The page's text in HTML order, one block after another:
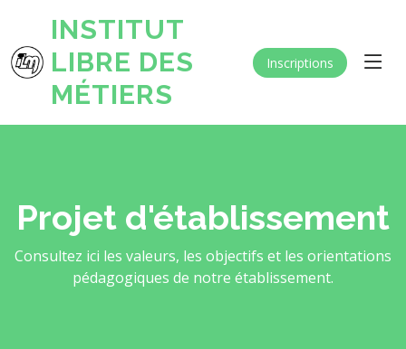
INSTITUT
LIBRE DES
MÉTIERS
Inscriptions
Projet d'établissement
Consultez ici les valeurs, les objectifs et les orientations
pédagogiques de notre établissement.